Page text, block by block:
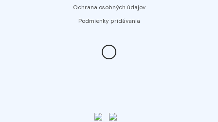
Ochrana osobných údajov
Podmienky pridávania